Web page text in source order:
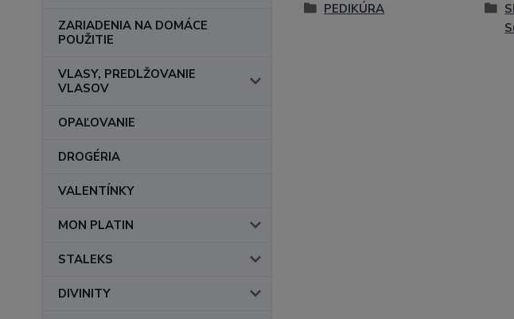
ZARIADENIA NA DOMÁCE
POUŽITIE
VLASY, PREDLŽOVANIE
VLASOV
OPAĽOVANIE
DROGÉRIA
VALENTÍNKY
MON PLATIN
STALEKS
DIVINITY
PEDIKÚRA